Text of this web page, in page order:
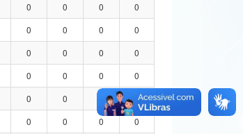
0 0 0
0
0 0 0
0
0 0 0
0
0 0 0
0
0 0
0
0 0 0
0